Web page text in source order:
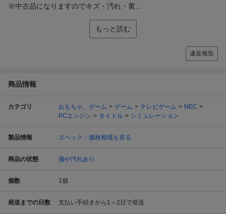
※中古品になりますのでキズ・汚れ・黄...
もっと読む
違反報告
商品情報
カテゴリ おもちゃ、ゲーム ゲーム テレビゲーム
NEC
PCエンジン
タイトル シミュレーション
製品情報 スペック・価格相場を見る
商品の状態 傷や汚れあり
個数 1個
発送までの日数 支払い手続きから1～2日で発送